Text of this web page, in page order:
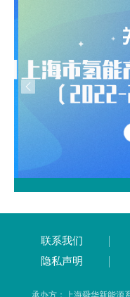
联系我们
隐私声明
承办方：上海舜华新能源